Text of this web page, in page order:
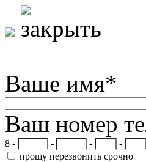
Ваше имя*
Ваш номер
8 - - -
-
прошу перезвонить срочно